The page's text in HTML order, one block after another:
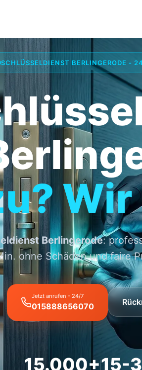
SCHLÜSSELDIENST BERLINGERODE -
Berlingerode:
ohne Schäden und faire
Jetzt anrufen - 24/7
015888656070
15.000+15-